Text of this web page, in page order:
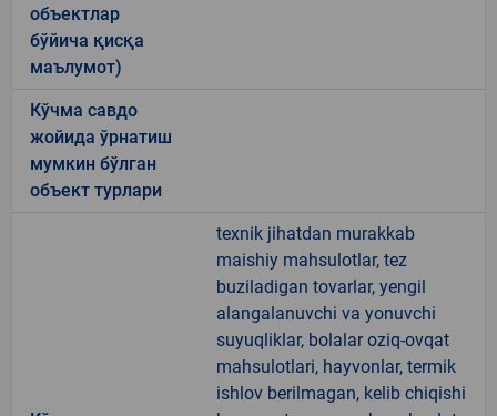
объектлар
бўйича қисқа
маълумот)
Кўчма савдо
жойида ўрнатиш
мумкин бўлган
объект турлари
texnik jihatdan murakkab
maishiy mahsulotlar, tez
buziladigan tovarlar, yengil
alangalanuvchi va yonuvchi
suyuqliklar, bolalar oziq-ovqat
mahsulotlari, hayvonlar, termik
ishlov berilmagan, kelib chiqishi